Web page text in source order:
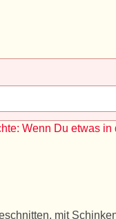
Wenn Du etwas
mit